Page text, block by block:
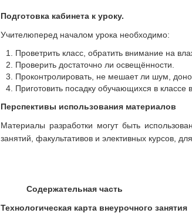
Подготовка кабинета к уроку.
Учителюперед началом урока необходимо:
Проветрить класс, обратить внимание на
Проверить достаточно ли освещённости.
Проконтролировать, не мешает ли шум,
Приготовить посадку обучающихся в классе
Перспективы использования материалов
Материалы разработки могут быть
занятий, факультативов и элективных курсов,
Содержательная часть
Технологическая карта внеурочного занятия